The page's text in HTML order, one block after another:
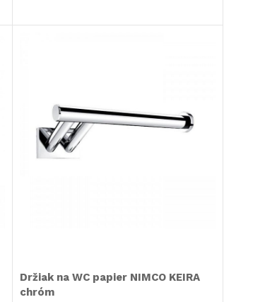
Držiak na WC papier NIMCO KEIRA
chróm